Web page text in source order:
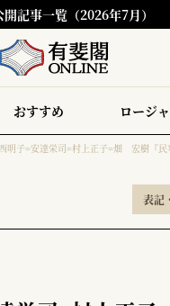
記事一覧（2026年7月）
おすすめ ロージ
明子=安達栄司=村上正子=畑 宏樹『民
表記